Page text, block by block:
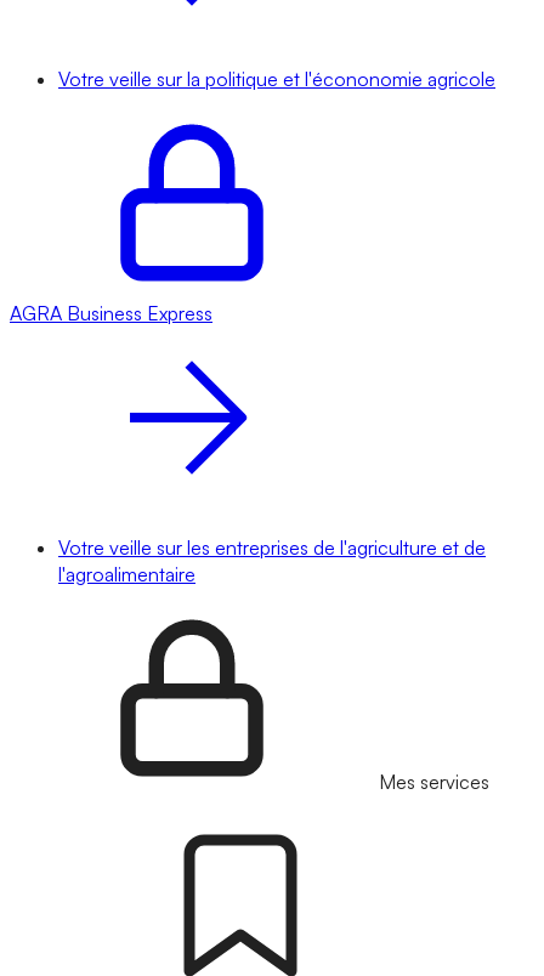
Votre veille sur la politique et l'écononomie agricole
AGRA Business Express
Votre veille sur les entreprises de l'agriculture et de
l'agroalimentaire
Mes services